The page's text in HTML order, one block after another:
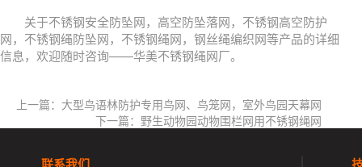
关于不锈钢安全防坠网，高空防坠落网，不锈钢高空防护
网，不锈钢绳防坠网，不锈钢绳网，钢丝绳编织网等产品的详细
信息，欢迎随时咨询——华美不锈钢绳网厂。
上一篇：大型鸟语林防护专用鸟网、鸟笼网，室外鸟园天幕网
下一篇：野生动物园动物围栏网用不锈钢绳网